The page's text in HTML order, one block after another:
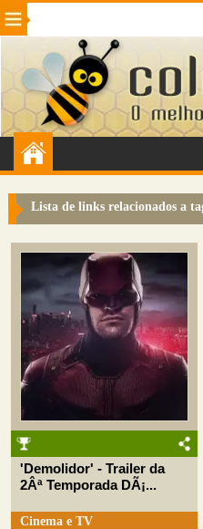
Beleza Cinema e TV
Internet Jogos NotÃ­cias
VeÃ­culos Adulto
Sugerir Link
Colmeia Exchange
Perguntas Frequentes
Sobre
Contato
Lista de links relacionados a
'Demolidor' - Trailer da
2Âª Temporada DÃ¡...
Cinema e TV